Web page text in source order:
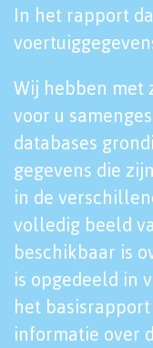
In het rapport
Wij hebben met
voor u
databases
gegevens die
in de
volledig beeld
beschikbaar is
is opgedeeld in
het
informatie over